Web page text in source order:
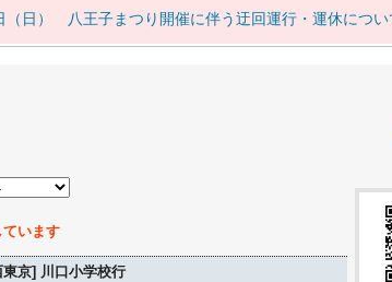
（日） 八王子まつり開催に伴う迂回運行・運休につい
います
東京] 川口小学校行